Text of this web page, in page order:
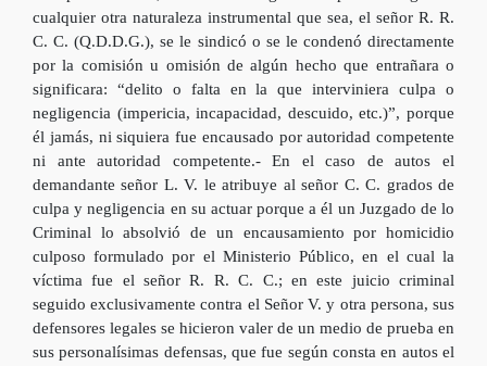
cualquier otra naturaleza instrumental que sea, el señor R. R.
C. C. (Q.D.D.G.), se le sindicó o se le condenó directamente
por la comisión u omisión de algún hecho que entrañara o
significara: “delito o falta en la que interviniera culpa o
negligencia (impericia, incapacidad, descuido, etc.)”, porque
él jamás, ni siquiera fue encausado por autoridad competente
ni ante autoridad competente.- En el caso de autos el
demandante señor L. V. le atribuye al señor C. C. grados de
culpa y negligencia en su actuar porque a él un Juzgado de lo
Criminal lo absolvió de un encausamiento por homicidio
culposo formulado por el Ministerio Público, en el cual la
víctima fue el señor R. R. C. C.; en este juicio criminal
seguido exclusivamente contra el Señor V. y otra persona, sus
defensores legales se hicieron valer de un medio de prueba en
sus personalísimas defensas, que fue según consta en autos el